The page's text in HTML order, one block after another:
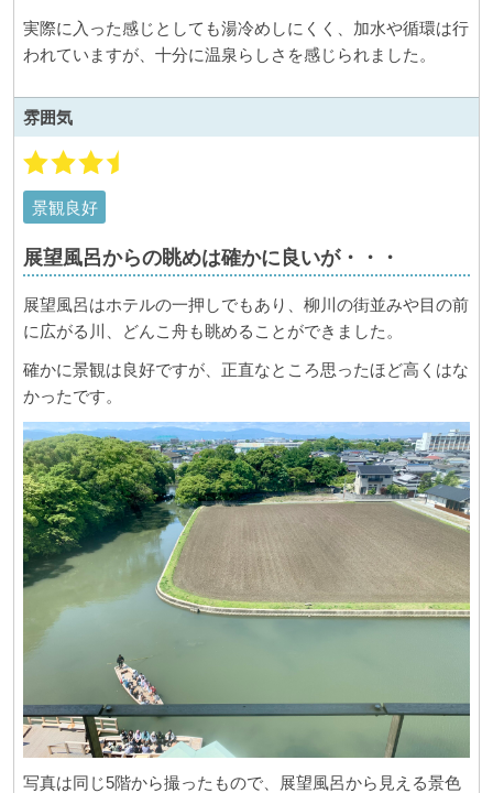
実際に入った感じとしても湯冷めしにくく、加水や循環は行
われていますが、十分に温泉らしさを感じられました。
雰囲気
景観良好
展望風呂からの眺めは確かに良いが・・・
展望風呂はホテルの一押しでもあり、柳川の街並みや目の前
に広がる川、どんこ舟も眺めることができました。
確かに景観は良好ですが、正直なところ思ったほど高くはな
かったです。
写真は同じ5階から撮ったもので、展望風呂から見える景色